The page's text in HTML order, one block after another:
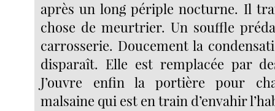
après un long périple nocturne. Il
chose de meurtrier. Un souffle
carrosserie. Doucement la
disparaît. Elle est remplacée par
J’ouvre enfin la portière pour
malsaine qui est en train d’envahir